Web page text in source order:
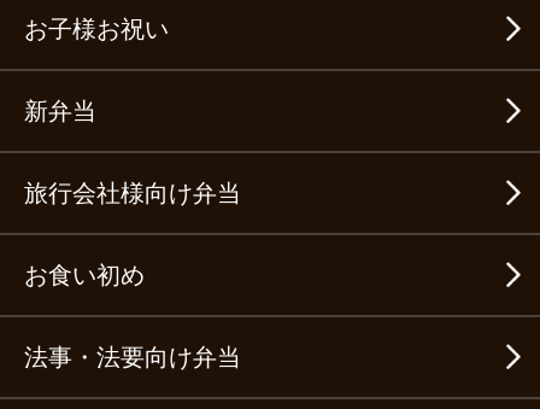
お子様お祝い
新弁当
旅行会社様向け弁当
お食い初め
法事・法要向け弁当